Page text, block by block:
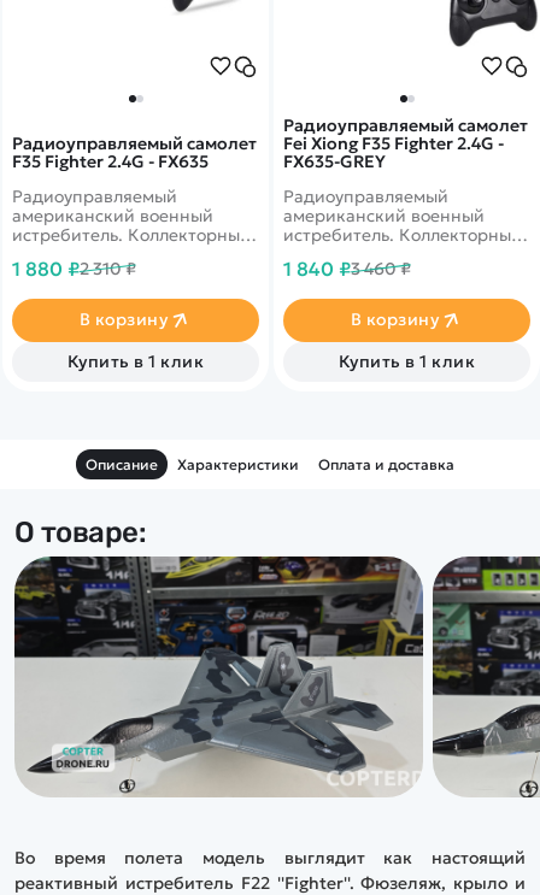
Радиоуправляемый самолет
F35 Fighter 2.4G - FX635
Радиоуправляемый
американский военный
истребитель. Коллекторный
3 осевой гироскоп, который
начинающим
пользователям. Размах
крыла - 250 мм. Дальность
полета - 120 метров.
1 880 ₽2 310 ₽
В корзину
Купить в 1 клик
Радиоуправляемый самолет
Fei Xiong F35 Fighter 2.4G -
FX635-GREY
Радиоуправляемый
американский военный
истребитель. Коллекторный
3 осевой гироскоп, который
начинающим
пользователям. Размах
крыла - 250 мм. Дальность
полета - 120 метров.
1 840 ₽3 460 ₽
В корзину
Купить в 1 клик
Описание Характеристики Оплата и доставка
О товаре:
Во время полета модель выглядит как настоящий
реактивный истребитель F22 ''Fighter''. Фюзеляж, крыло и